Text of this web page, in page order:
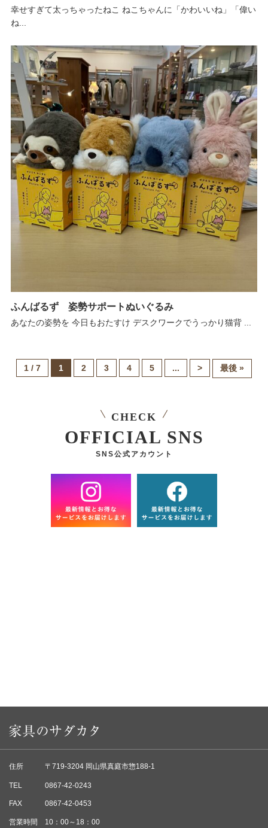
幸せすぎて太っちゃったねこ ねこちゃんに「かわいいね」「偉い
ね...
ふんばるず 姿勢サポートぬいぐるみ
あなたの姿勢を 今日もおたすけ デスクワークでうっかり猫背 ...
1 / 7 1 2 3 4 5 ... > 最後 »
CHECK
OFFICIAL SNS
SNS公式アカウント
住所 〒719-3204 岡山県真庭市惣188-1
TEL 0867-42-0243
FAX 0867-42-0453
営業時間 10：00～18：00